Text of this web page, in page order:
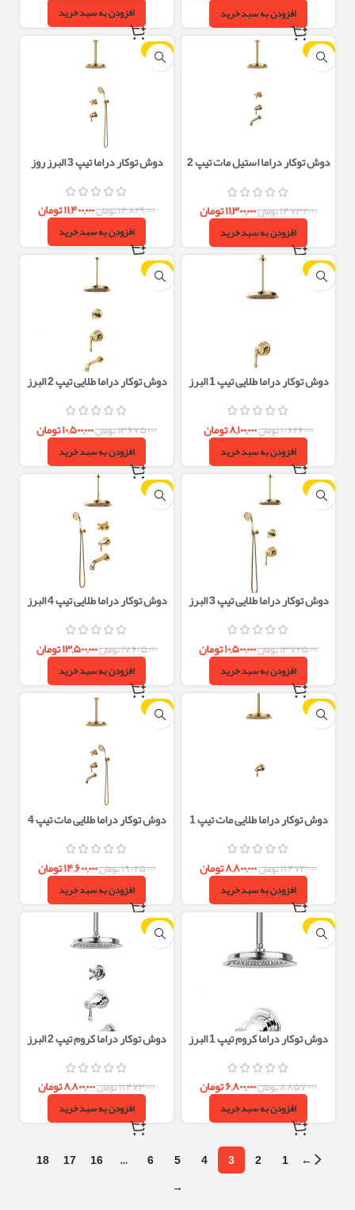
افزودن به سبد خرید افزودن به سبد خرید
-23%
دوش توکار دراما استیل مات تیپ 2
۱۴,۷۳۲,۰۰۰تومان۱۱,۳۰۰,۰۰۰تومان
افزودن به سبد خرید
-23%
دوش توکار دراما تیپ 3 البرز روز
۱۴,۸۲۹,۰۰۰تومان۱۱,۴۰۰,۰۰۰تومان
افزودن به سبد خرید
-24%
دوش توکار دراما طلایی تیپ 1 البرز
۱۰,۶۲۶,۰۰۰تومان۸,۱۰۰,۰۰۰تومان
افزودن به سبد خرید
-23%
دوش توکار دراما طلایی تیپ 2 البرز
۱۳,۶۷۵,۰۰۰تومان۱۰,۵۰۰,۰۰۰تومان
افزودن به سبد خرید
-23%
دوش توکار دراما طلایی تیپ 3 البرز
۱۳,۷۲۵,۰۰۰تومان۱۰,۵۰۰,۰۰۰تومان
افزودن به سبد خرید
-23%
دوش توکار دراما طلایی تیپ 4 البرز
۱۷,۶۰۵,۰۰۰تومان۱۳,۵۰۰,۰۰۰تومان
افزودن به سبد خرید
-23%
دوش توکار دراما طلایی مات تیپ 1
البرز روز
۱۱,۴۷۳,۰۰۰تومان۸,۸۰۰,۰۰۰تومان
افزودن به سبد خرید
-23%
دوش توکار دراما طلایی مات تیپ 4
البرز روز
۱۹,۰۲۵,۰۰۰تومان۱۴,۶۰۰,۰۰۰تومان
افزودن به سبد خرید
-23%
دوش توکار دراما کروم تیپ 1 البرز
۸,۸۵۷,۰۰۰تومان۶,۸۰۰,۰۰۰تومان
افزودن به سبد خرید
-23%
دوش توکار دراما کروم تیپ 2 البرز
۱۱,۴۷۳,۰۰۰تومان۸,۸۰۰,۰۰۰تومان
افزودن به سبد خرید
←
1
2
3
4
5
6
…
16
17
18
→